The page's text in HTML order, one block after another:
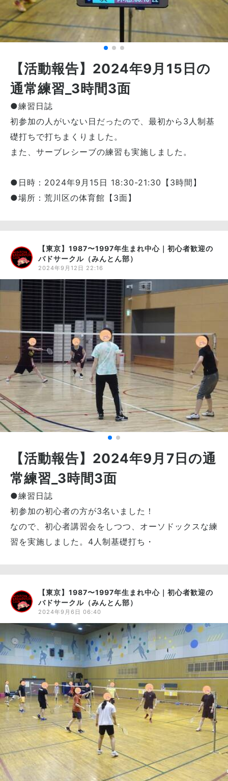
【活動報告】2024年9月15日の
通常練習_3時間3面
●練習日誌
初参加の人がいない日だったので、最初から3人制基
礎打ちで打ちまくりました。
また、サーブレシーブの練習も実施しました。
●日時：2024年9月15日 18:30-21:30【3時間】
●場所：荒川区の体育館【3面】
【東京】1987〜1997年生まれ中心｜初心者歓迎の
バドサークル（みんとん部）
2024年9月12日 22:16
【活動報告】2024年9月7日の通
常練習_3時間3面
●練習日誌
初参加の初心者の方が3名いました！
なので、初心者講習会をしつつ、オーソドックスな練
習を実施しました。4人制基礎打ち・
【東京】1987〜1997年生まれ中心｜初心者歓迎の
バドサークル（みんとん部）
2024年9月6日 06:40